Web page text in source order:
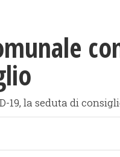
19, la seduta di